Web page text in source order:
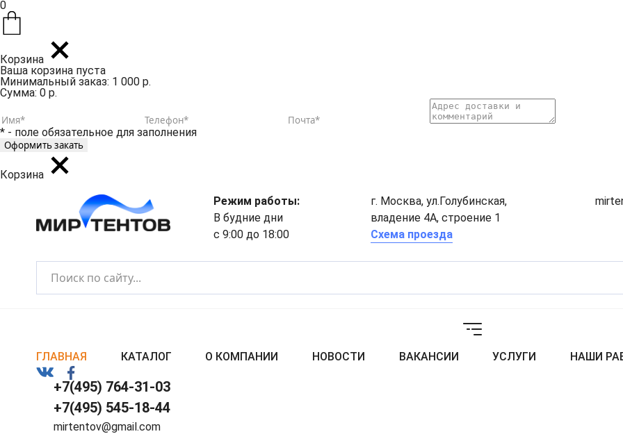
0
Корзина
Ваша корзина пуста
Минимальный заказ: 1 000 р.
Сумма: 0 р.
* - поле обязательное для заполнения
Корзина
Режим работы:
В будние дни
с 9:00 до 18:00
г. Москва, ул.Голубинская,
владение 4А, строение 1
Схема проезда
ГЛАВНАЯ КАТАЛОГ О КОМПАНИИ НОВОСТИ ВАКАНСИИ УСЛУГИ НАШИ
+7(495) 764-31-03
+7(495) 545-18-44
mirtentov@gmail.com